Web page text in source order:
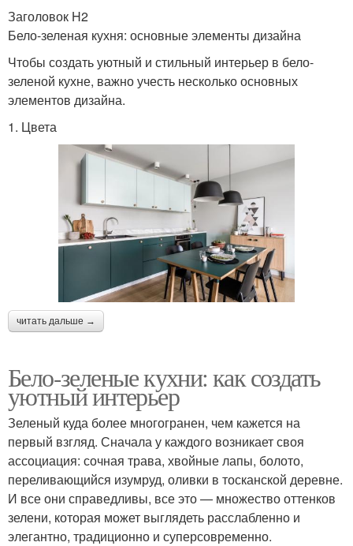
Заголовок H2
Бело-зеленая кухня: основные элементы дизайна
Чтобы создать уютный и стильный интерьер в бело-
зеленой кухне, важно учесть несколько основных
элементов дизайна.
1. Цвета
читать дальше →
Бело-зеленые кухни: как создать
уютный интерьер
Зеленый куда более многогранен, чем кажется на
первый взгляд. Сначала у каждого возникает своя
ассоциация: сочная трава, хвойные лапы, болото,
переливающийся изумруд, оливки в тосканской деревне.
И все они справедливы, все это — множество оттенков
зелени, которая может выглядеть расслабленно и
элегантно, традиционно и суперсовременно.